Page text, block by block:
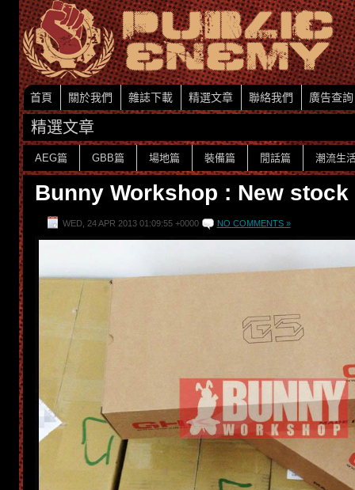
首頁 關於我們 雜誌下載 精選文章 聯絡我們 廣告查詢
精選文章
AEG篇 GBB篇 場地篇 裝備篇 閒話篇 潮流生
Bunny Workshop : New
WED, 24 APR 2013 01:09:55 +0000 NO COMMENTS »